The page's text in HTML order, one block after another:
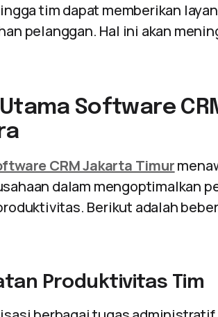
tim dapat memberikan
pelanggan. Hal ini akan
Software
CRM Jakarta Timur
dalam mengoptimalkan
Berikut adalah
Produktivitas Tim